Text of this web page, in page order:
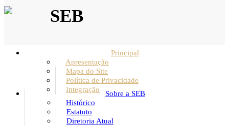
SEB
Principal
Apresentação
Mapa do Site
Política de Privacidade
Integração
Sobre a SEB
Histórico
Estatuto
Diretoria Atual